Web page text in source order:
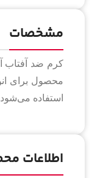
مشخصات
محصول برای
استفاده
اطلاعات